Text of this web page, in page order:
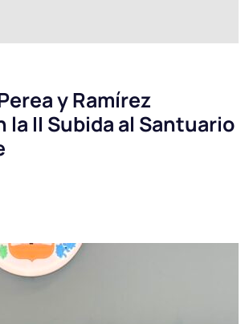
y Ramírez
la II Subida al Santuario